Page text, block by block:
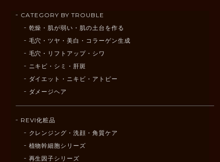
CATEGORY BY TROUBLE
乾燥・肌が弱い・肌の土台を作る
毛穴・ツヤ・美白・コラーゲン生成
毛穴・リフトアップ・シワ
ニキビ・シミ・肝斑
ダイエット・ニキビ・アトピー
ダメージヘア
REVI化粧品
クレンジング・洗顔・角質ケア
植物幹細胞シリーズ
再生因子シリーズ